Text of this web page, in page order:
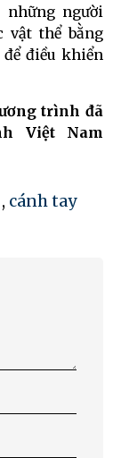
người
vật thể bằng
điều khiển
trình đã
Việt Nam
, cánh tay